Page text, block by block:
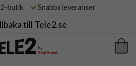
butik Snabba leveranser
till Tele2.se